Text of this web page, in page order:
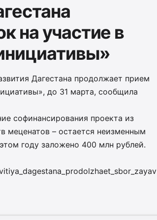
на участие в
Дагестана продолжает прием
до 31 марта, сообщила
софинансирования проекта из
меценатов – остается неизменным
году заложено 400 млн рублей.